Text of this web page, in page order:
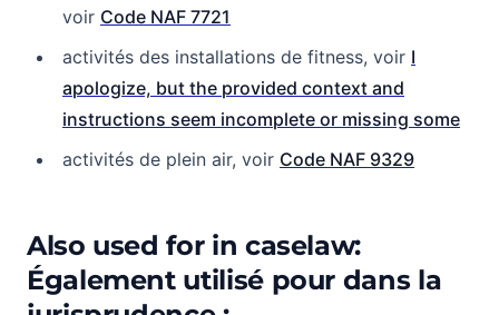
voir Code NAF 7721
activités des installations de fitness, voir I
apologize, but the provided context and
instructions seem incomplete or missing some
activités de plein air, voir Code NAF 9329
Also used for in caselaw:
Également utilisé pour dans la